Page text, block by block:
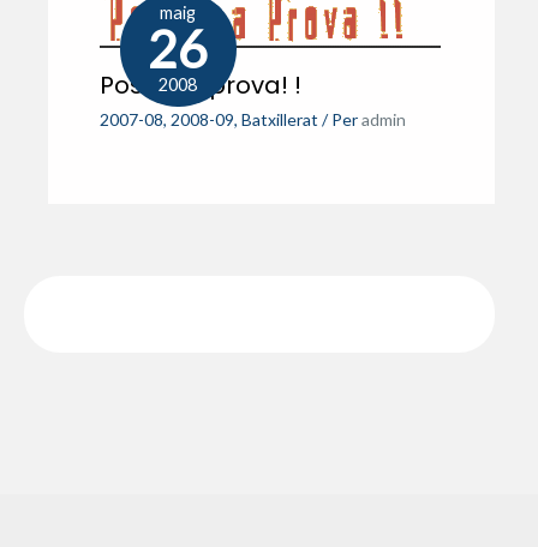
maig
26
2008
Posa’ t a prova! !
2007-08, 2008-09, Batxillerat / Per admin